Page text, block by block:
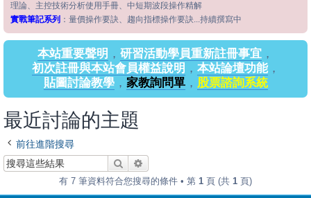
理論、主控技術分析使用手冊、中短期波段操作精解
實戰筆記系列 ：量價操作要訣、趨向指標操作要訣...持續撰寫中
本站重要聲明 ， 研習活動學員重新註冊事宜 ，
初次註冊與本站會員權益說明 ， 本站論壇功能，
貼圖討論教學， 家教詢問單， 股票諮詢系統
最近討論的主題
前往進階搜尋
搜尋
有 7 筆資料符合您搜尋的條件 • 第 1 頁 (共 1 頁)